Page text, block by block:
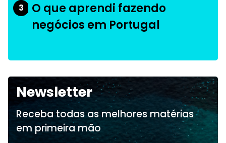
3
O que aprendi fazendo
negócios em Portugal
Newsletter
Receba todas as melhores matérias
em primeira mão